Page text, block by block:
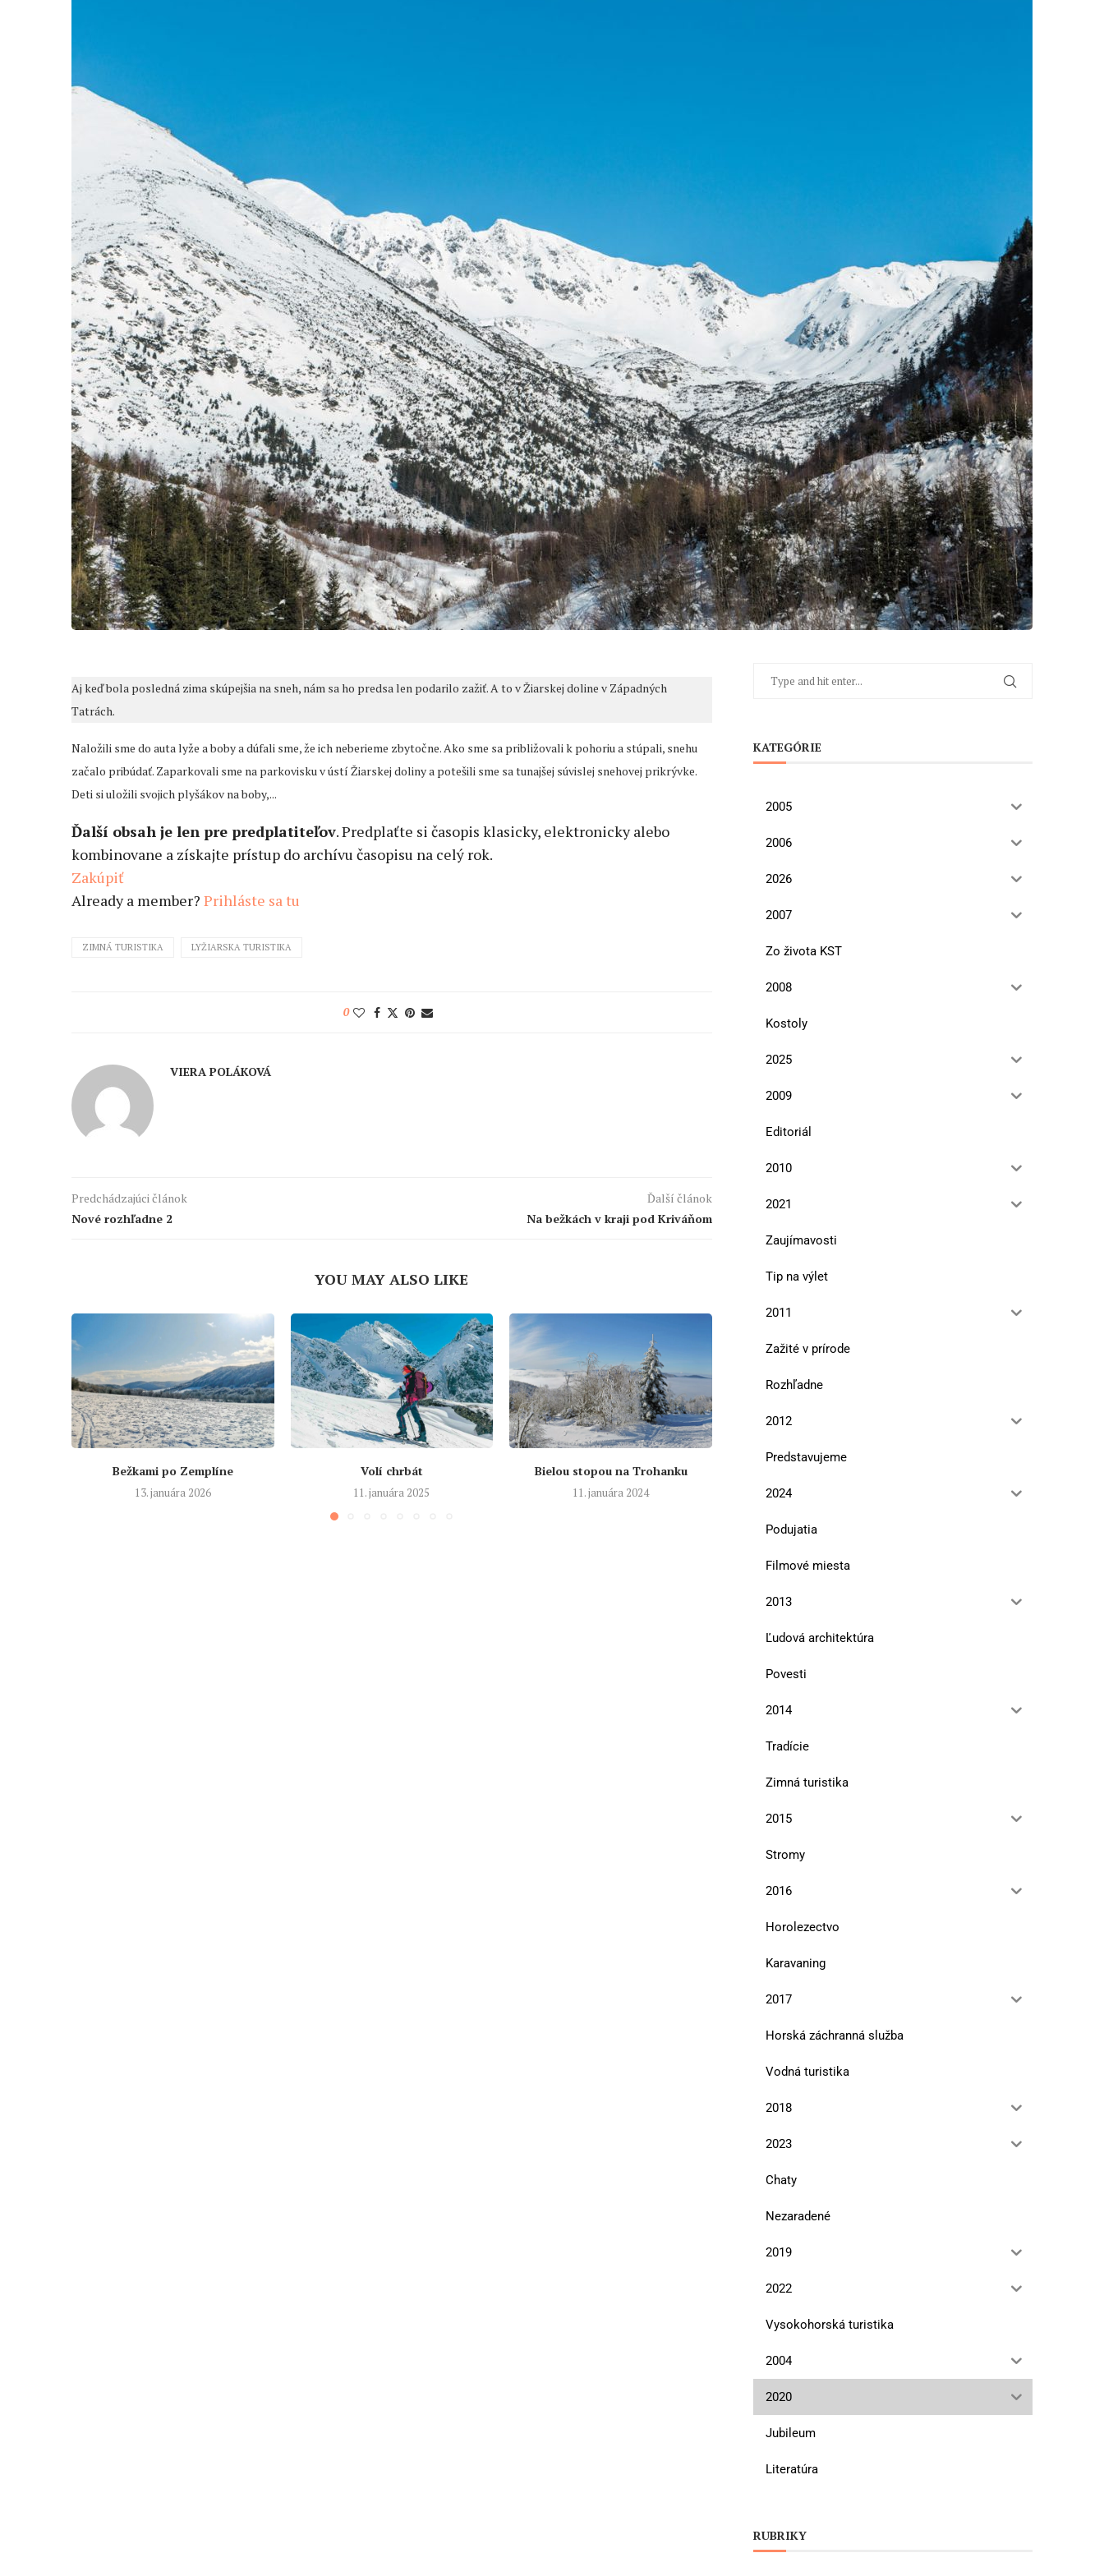
Aj keď bola posledná zima skúpejšia na sneh, nám sa ho predsa len podarilo zažiť. A to v Žiarskej doline v Západných
Tatrách.
Naložili sme do auta lyže a boby a dúfali sme, že ich neberieme zbytočne. Ako sme sa približovali k pohoriu a stúpali, snehu
začalo pribúdať. Zaparkovali sme na parkovisku v ústí Žiarskej doliny a potešili sme sa tunajšej súvislej snehovej prikrývke.
Deti si uložili svojich plyšákov na boby,...
Ďalší obsah je len pre predplatiteľov. Predplaťte si časopis klasicky, elektronicky alebo
kombinovane a získajte prístup do archívu časopisu na celý rok.
Zakúpiť
Already a member? Prihláste sa tu
ZIMNÁ TURISTIKA LYŽIARSKA TURISTIKA
0
VIERA POLÁKOVÁ
Predchádzajúci článok
Nové rozhľadne 2
Ďalší článok
Na bežkách v kraji pod Kriváňom
YOU MAY ALSO LIKE
Bežkami po Zemplíne
13. januára 2026
Volí chrbát
11. januára 2025
Bielou stopou na Trohanku
11. januára 2024 12. januára 2023 15. marca 2022
KATEGÓRIE
2005
2006
2026
2007
Zo života KST
2008
Kostoly
2025
2009
Editoriál
2010
2021
Zaujímavosti
Tip na výlet
2011
Zažité v prírode
Rozhľadne
2012
Predstavujeme
2024
Podujatia
Filmové miesta
2013
Ľudová architektúra
Povesti
2014
Tradície
Zimná turistika
2015
Stromy
2016
Horolezectvo
Karavaning
2017
Horská záchranná služba
Vodná turistika
2018
2023
Chaty
Nezaradené
2019
2022
Vysokohorská turistika
2004
2020
Jubileum
Literatúra
RUBRIKY